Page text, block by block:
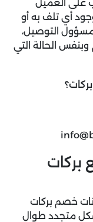
على العميل
أي تلف به أو
مسؤول التوصيل،
الحالة التي
بركات
خصم بركات
متجدد طوال